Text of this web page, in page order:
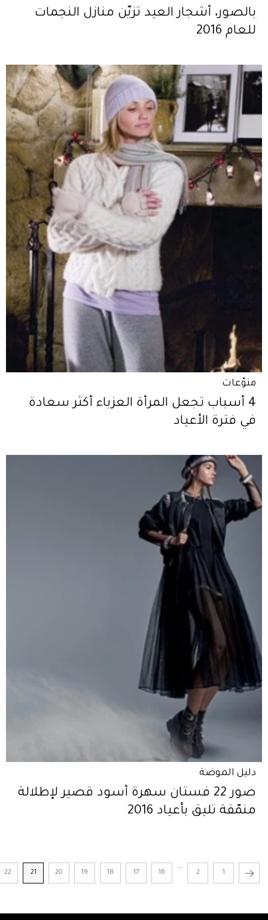
بالصور، أشجار العيد تزيّن منازل النجمات
للعام 2016
منوّعات
4 أسباب تجعل المرأة العزباء أكثر سعادة
في فترة الأعياد
دليل الموضة
صور 22 فستان سهرة أسود قصير لإطلالة
منمّقة تليق بأعياد 2016
1
2
...
16
17
18
19
20
21
22